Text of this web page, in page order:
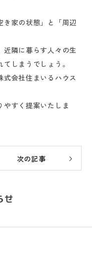
き家の状態」と「周辺
近隣に暮らす人々の生
しまうでしょう。
式会社住まいるハウス
すく提案いたしま
次の記事
せ